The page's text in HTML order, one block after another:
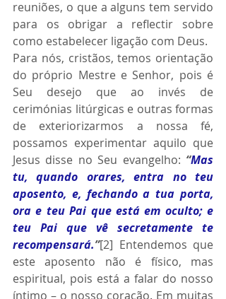
reuniões, o que a alguns tem servido
para os obrigar a reflectir sobre
como estabelecer ligação com Deus.
Para nós, cristãos, temos orientação
do próprio Mestre e Senhor, pois é
Seu desejo que ao invés de
cerimónias litúrgicas e outras formas
de exteriorizarmos a nossa fé,
possamos experimentar aquilo que
Jesus disse no Seu evangelho: “Mas
tu, quando orares, entra no teu
aposento, e, fechando a tua porta,
ora e teu Pai que está em oculto; e
teu Pai que vê secretamente te
recompensará.”[2] Entendemos que
este aposento não é físico, mas
espiritual, pois está a falar do nosso
íntimo – o nosso coração. Em muitas